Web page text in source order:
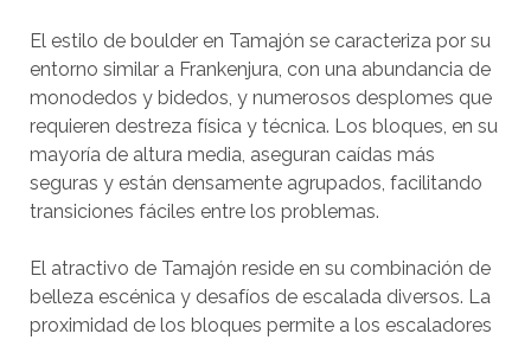
El estilo de boulder en Tamajón se caracteriza por su
entorno similar a Frankenjura, con una abundancia de
monodedos y bidedos, y numerosos desplomes que
requieren destreza física y técnica. Los bloques, en su
mayoría de altura media, aseguran caídas más
seguras y están densamente agrupados, facilitando
transiciones fáciles entre los problemas.
El atractivo de Tamajón reside en su combinación de
belleza escénica y desafíos de escalada diversos. La
proximidad de los bloques permite a los escaladores